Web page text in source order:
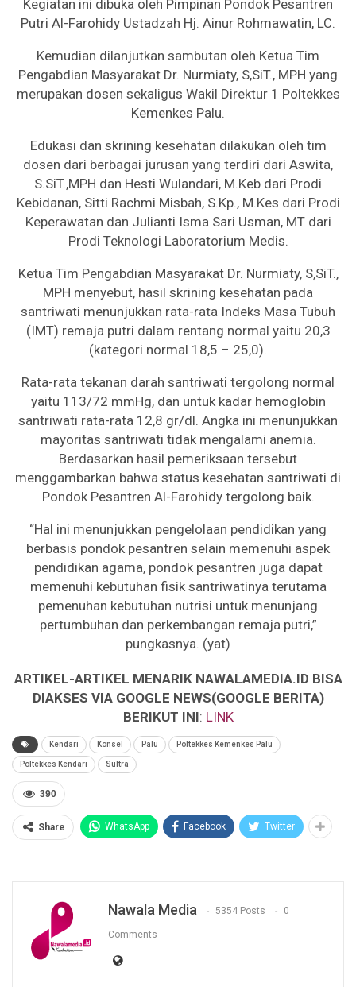
Kegiatan ini dibuka oleh Pimpinan Pondok Pesantren
Putri Al-Farohidy Ustadzah Hj. Ainur Rohmawatin, LC.
Kemudian dilanjutkan sambutan oleh Ketua Tim
Pengabdian Masyarakat Dr. Nurmiaty, S,SiT., MPH yang
merupakan dosen sekaligus Wakil Direktur 1 Poltekkes
Kemenkes Palu.
Edukasi dan skrining kesehatan dilakukan oleh tim
dosen dari berbagai jurusan yang terdiri dari Aswita,
S.SiT.,MPH dan Hesti Wulandari, M.Keb dari Prodi
Kebidanan, Sitti Rachmi Misbah, S.Kp., M.Kes dari Prodi
Keperawatan dan Julianti Isma Sari Usman, MT dari
Prodi Teknologi Laboratorium Medis.
Ketua Tim Pengabdian Masyarakat Dr. Nurmiaty, S,SiT.,
MPH menyebut, hasil skrining kesehatan pada
santriwati menunjukkan rata-rata Indeks Masa Tubuh
(IMT) remaja putri dalam rentang normal yaitu 20,3
(kategori normal 18,5 – 25,0).
Rata-rata tekanan darah santriwati tergolong normal
yaitu 113/72 mmHg, dan untuk kadar hemoglobin
santriwati rata-rata 12,8 gr/dl. Angka ini menunjukkan
mayoritas santriwati tidak mengalami anemia.
Berdasarkan hasil pemeriksaan tersebut
menggambarkan bahwa status kesehatan santriwati di
Pondok Pesantren Al-Farohidy tergolong baik.
“Hal ini menunjukkan pengelolaan pendidikan yang
berbasis pondok pesantren selain memenuhi aspek
pendidikan agama, pondok pesantren juga dapat
memenuhi kebutuhan fisik santriwatinya terutama
pemenuhan kebutuhan nutrisi untuk menunjang
pertumbuhan dan perkembangan remaja putri,”
pungkasnya. (yat)
ARTIKEL-ARTIKEL MENARIK NAWALAMEDIA.ID BISA
DIAKSES VIA GOOGLE NEWS(GOOGLE BERITA)
BERIKUT INI: LINK
Kendari Konsel Palu Poltekkes Kemenkes Palu
Poltekkes Kendari Sultra
390
Share WhatsApp Facebook Twitter
Nawala Media 5354 Posts 0
Comments